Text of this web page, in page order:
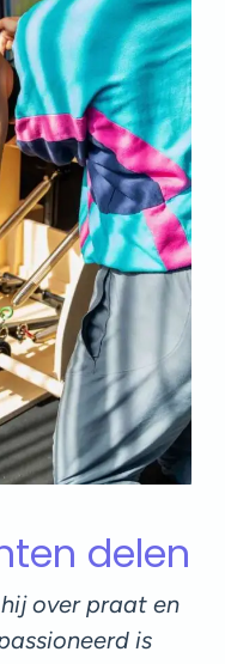
delen
over praat en
is